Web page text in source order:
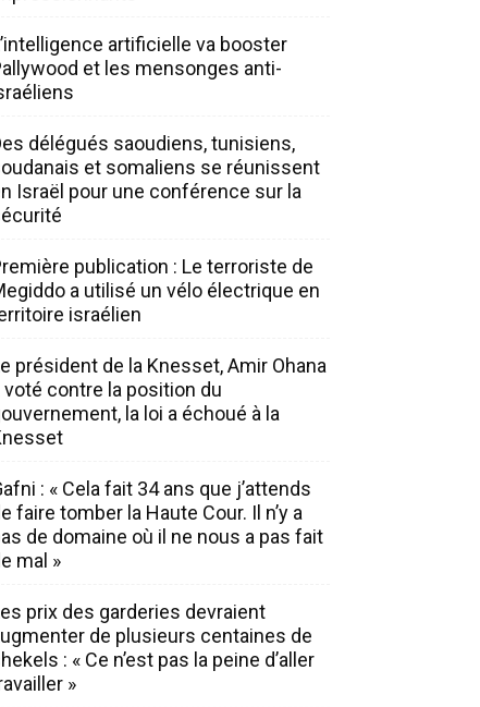
artificielle va booster
et les mensonges anti-
délégués saoudiens, tunisiens,
et somaliens se réunissent
Israël pour une conférence sur la
publication : Le terroriste de
a utilisé un vélo électrique en
israélien
président de la Knesset, Amir Ohana
voté contre la position du
la loi a échoué à la
: « Cela fait 34 ans que j’attends
faire tomber la Haute Cour. Il n’y a
de domaine où il ne nous a pas fait
mal »
prix des garderies devraient
de plusieurs centaines de
: « Ce n’est pas la peine d’aller
»